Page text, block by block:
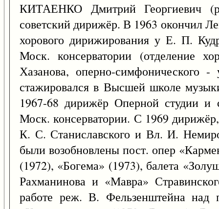
КИТАЕНКО Дмитрий Георгиевич
советский дирижёр. В 1963 окончил
хорового дирижирования у Е. П.
Моск. консерватории (отделение
Хазанова, оперно-
стажировался в Высшей школе
1967-68 дирижёр Оперной студии
Моск. консерватории. С 1969
К. С. Станиславского и Вл. И.
были возобновлены пост. опер
(1972), «Богема» (1973), балета
Рахманинова и «Мавра»
работе реж. В. Фельзенштейна над